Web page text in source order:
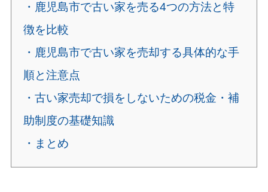
・鹿児島市で古い家を売る4つの方法と特
徴を比較
・鹿児島市で古い家を売却する具体的な手
順と注意点
・古い家売却で損をしないための税金・補
助制度の基礎知識
・まとめ